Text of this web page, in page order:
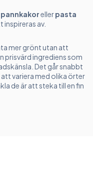
mer grönt utan att
prisvärd ingrediens som
Det går snabbt
variera med olika örter
de är att steka till en fin
ellerpasta
av.